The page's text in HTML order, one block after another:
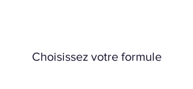
Choisissez votre formule